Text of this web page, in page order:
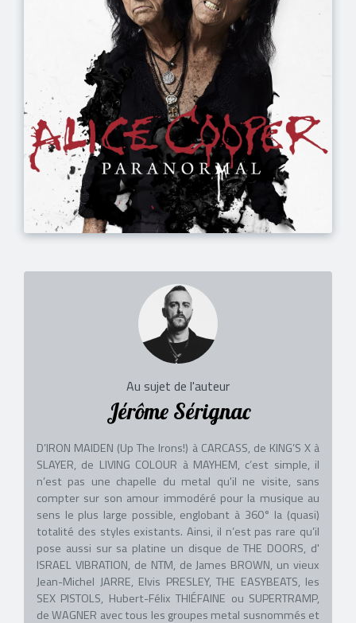
Au sujet de l'auteur
Jérôme Sérignac
D’IRON MAIDEN (Up The Irons!) à CARCASS, de KING’S X à
SLAYER, de LIVING COLOUR à MAYHEM, c’est simple, il
n’est pas une chapelle du metal qu'il ne visite, sans
compter sur son amour immodéré pour la musique au
sens le plus large possible, englobant à 360° la (quasi)
totalité des styles existants. Ainsi, il n’est pas rare qu’il
pose aussi sur sa platine un disque de THE DOORS, d'
ISRAEL VIBRATION, de NTM, de James BROWN, un vieux
Jean-Michel JARRE, Elvis PRESLEY, THE EASYBEATS, les
SEX PISTOLS, Hubert-Félix THIÉFAINE ou SUPERTRAMP,
de WAGNER avec tous les groupes metal susnommés et